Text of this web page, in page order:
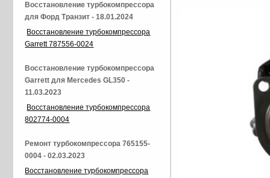
Восстановление турбокомпрессора
для Форд Транзит - 18.01.2024
Восстановление турбокомпрессора
Garrett 787556-0024
Восстановление турбокомпрессора
Garrett для Mercedes GL350 -
11.03.2023
Восстановление турбокомпрессора
802774-0004
Ремонт турбокомпрессора 765155-
0004 - 02.03.2023
Восстановление турбокомпрессора